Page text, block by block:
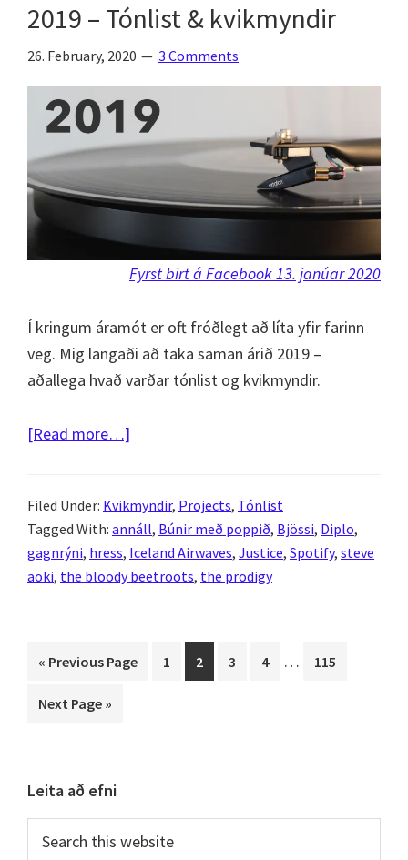
2019 – Tónlist & kvikmyndir
26. February, 2020 3 Comments
Fyrst birt á Facebook 13. janúar 2020
Í kringum áramót er oft fróðlegt að líta yfir farinn
veg. Mig langaði að taka saman árið 2019 –
aðallega hvað varðar tónlist og kvikmyndir.
[Read more…]
Tónlist
&
kvikmyndir
Filed Under: Kvikmyndir, Projects, Tónlist
Tagged With: annáll, Búnir með poppið, Bjössi, Diplo,
gagnrýni, hress, Iceland Airwaves, Justice, Spotify, steve
aoki, the bloody beetroots, the prodigy
« Go
Previous Page Page
1 Page
2 Page
3 Page
4
Interim
… Page
115
Go
Next Page »
Primary
Sidebar
Leita að efni
this